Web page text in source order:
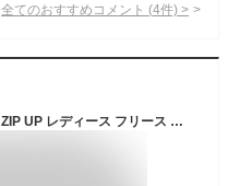
全てのおすすめコメント (4件) >
[THE NORTH FACE] W'S LOYALTON ZIP UP レディース フリース ジップアップ ジャケット 秋冬アウター インナーウェア ボアファー ブラック ホワイト 大人 学生 韓国ファッション